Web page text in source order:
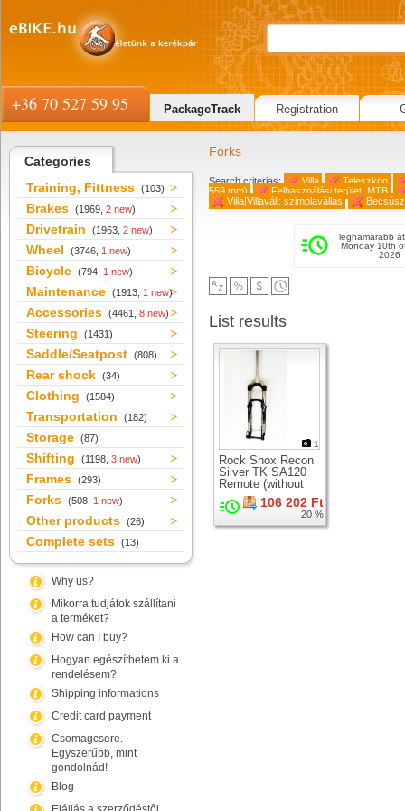
Categories
Training, Fittness (103)
Brakes (1969, 2 new)
Drivetrain (1963, 2 new)
Wheel (3746, 1 new)
Bicycle (794, 1 new)
Maintenance (1913, 1 new)
Accessories (4461, 8 new)
Steering (1431)
Saddle/Seatpost (808)
Rear shock (34)
Clothing (1584)
Transportation (182)
Storage (87)
Shifting (1198, 3 new)
Frames (293)
Forks (508, 1 new)
Other products (26)
Complete sets (13)
Why us?
Mikorra tudjátok szállítani
a terméket?
How can I buy?
Hogyan egészíthetem ki a
rendelésem?
Shipping informations
Credit card payment
Csomagcsere.
Egyszerűbb, mint
gondolnád!
Blog
Forks
Search criterias: Villa
Teleszkóp
559 mm)
Felhasználási terület: MTB
Villa|Villaváll: szimplavállas
leghamarabb
Monday 10th
2026
List results
1
Rock Shox Recon
Silver TK SA120
Remote (without
LO lever)
suspension fork for
106 202 Ft
20 %
+36 70 527 59 95 PackageTrack Registration